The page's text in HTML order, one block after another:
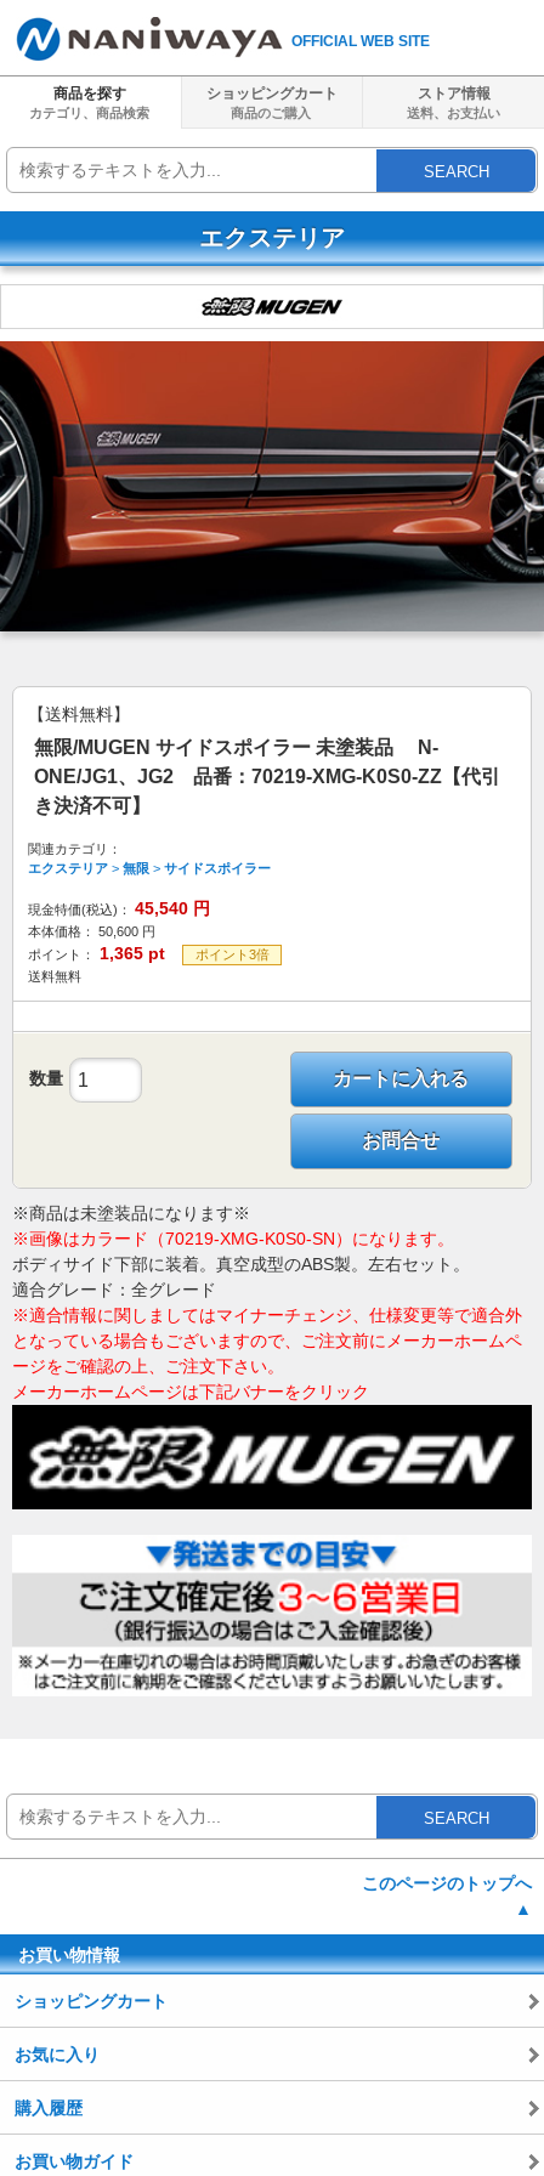
OFFICIAL WEB SITE
商品を探す
カテゴリ、商品検索
ショッピングカート
商品のご購入
ストア情報
送料、 お支払い
SEARCH
エクステリア
【送料無料】
無限/MUGEN サイドスポイラー 未塗装品 N-
ONE/JG1、JG2 品番：70219-XMG-K0S0-ZZ【代引
き決済不可】
関連カテゴリ：
エクステリア > 無限 > サイドスポイラー
現金特価(税込)： 45,540 円
本体価格： 50,600 円
ポイント：
1,365 pt
ポイント3倍
送料無料
数量 カートに入れる
お問合せ
※商品は未塗装品になります※
※画像はカラード（70219-XMG-K0S0-SN）になります。
ボディサイド下部に装着。真空成型のABS製。左右セット。
適合グレード：全グレード
※適合情報に関しましてはマイナーチェンジ、仕様変更等で適合外
となっている場合もございますので、ご注文前にメーカーホームペ
ージをご確認の上、ご注文下さい。
メーカーホームページは下記バナーをクリック
SEARCH
このページのトップへ
▲
お買い物情報
ショッピングカート
お気に入り
購入履歴
お買い物ガイド